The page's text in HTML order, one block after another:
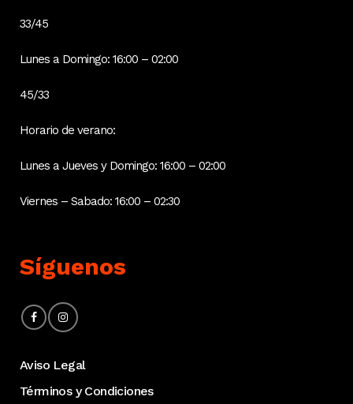
33/45
Lunes a Domingo: 16:00 – 02:00
45/33
Horario de verano:
Lunes a Jueves y Domingo: 16:00 – 02:00
Viernes – Sabado: 16:00 – 02:30
Síguenos
Aviso Legal
Términos y Condiciones